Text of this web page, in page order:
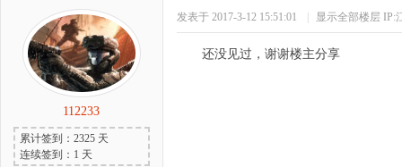
112233
累计签到：2325 天
连续签到：1 天
发表于 2017-3-12 15:51:01 显示全部楼层 IP:
还没见过，谢谢楼主分享